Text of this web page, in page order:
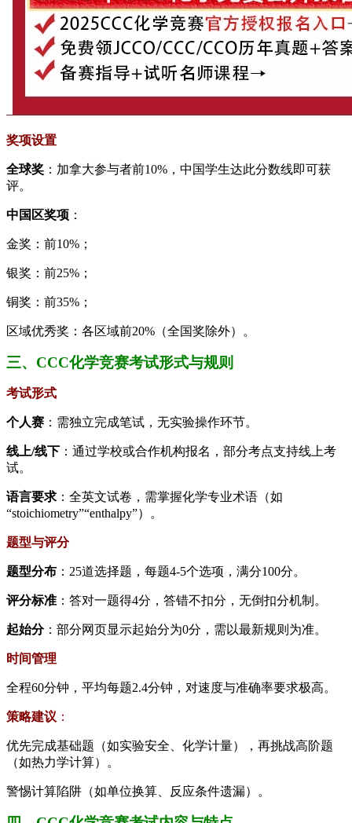
奖项设置
全球奖 ：加拿大参与者前10%，中国学生达此分数线即可获
评。
中国区奖项 ：
金奖：前10%；
银奖：前25%；
铜奖：前35%；
区域优秀奖：各区域前20%（全国奖除外）。
三、CCC化学竞赛考试形式与规则
考试形式
个人赛 ：需独立完成笔试，无实验操作环节。
线上/线下 ：通过学校或合作机构报名，部分考点支持线上考
试。
语言要求 ：全英文试卷，需掌握化学专业术语（如
“stoichiometry”“enthalpy”）。
题型与评分
题型分布 ：25道选择题，每题4-5个选项，满分100分。
评分标准 ：答对一题得4分，答错不扣分，无倒扣分机制。
起始分：部分网页显示起始分为0分，需以最新规则为准。
时间管理
全程60分钟，平均每题2.4分钟，对速度与准确率要求极高。
策略建议 ：
优先完成基础题（如实验安全、化学计量），再挑战高阶题
（如热力学计算）。
警惕计算陷阱（如单位换算、反应条件遗漏）。